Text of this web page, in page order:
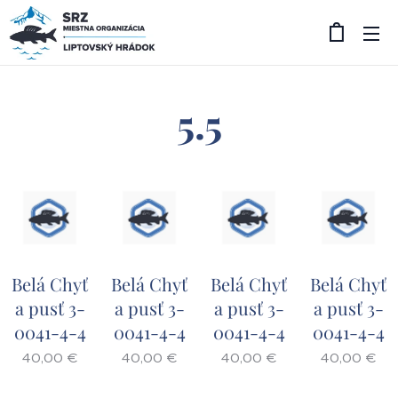
5.5
Belá Chyť
a pusť 3-
0041-4-4
40,00 €
Belá Chyť
a pusť 3-
0041-4-4
40,00 €
Belá Chyť
a pusť 3-
0041-4-4
40,00 €
Belá Chyť
a pusť 3-
0041-4-4
40,00 €